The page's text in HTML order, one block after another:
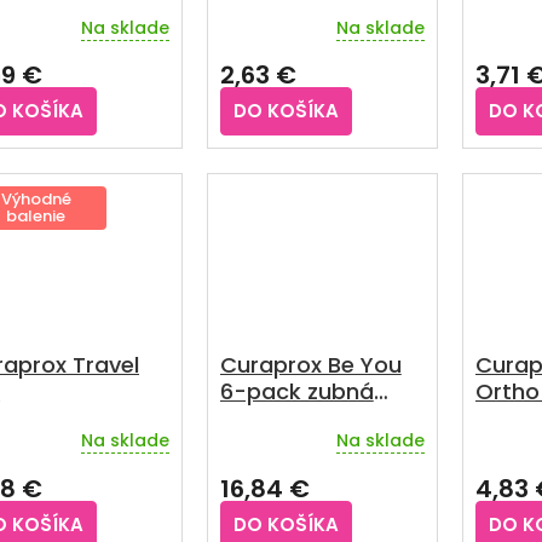
Na sklade
€
KOŠÍKA
Na sklade
2,63 €
DO KOŠÍKA
3,71
DO
Výhodné
balenie
Travel
Na sklade
€
KOŠÍKA
Curaprox Be You
6-pack zubná
zubná kefka CS
produktu
je
4,3
Na sklade
16,84 €
DO KOŠÍKA
je
4,5
4,83
DO